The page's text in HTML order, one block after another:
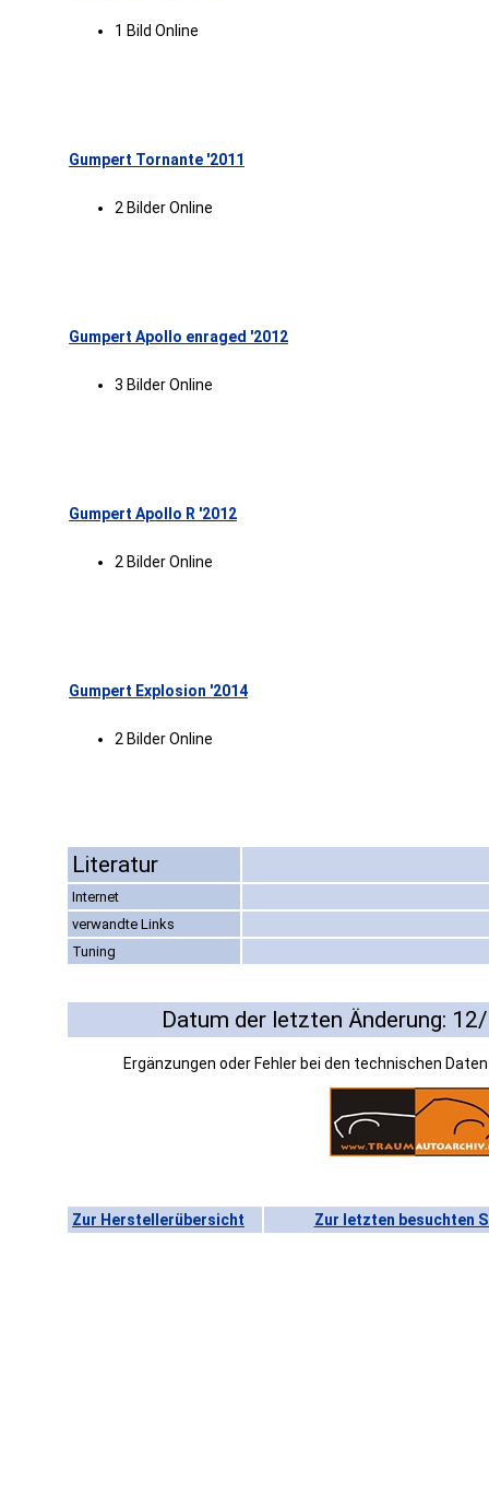
1 Bild Online
Gumpert Tornante '2011
2 Bilder Online
Gumpert Apollo enraged '2012
3 Bilder Online
Gumpert Apollo R '2012
2 Bilder Online
Gumpert Explosion '2014
2 Bilder Online
Literatur
Internet
verwandte Links
Tuning
Datum der letzten Änderung:
Ergänzungen oder Fehler bei den technischen
Zur Herstellerübersicht Zur letzten besuchten